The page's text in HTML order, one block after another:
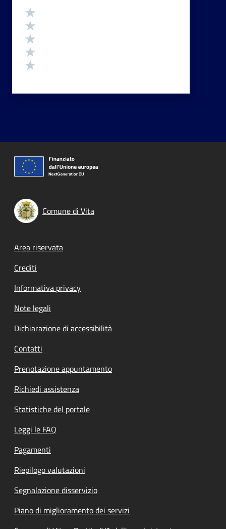
Valutazione
Comune di Vita
Footer menu
Area riservata
Crediti
Informativa privacy
Note legali
Dichiarazione di accessibilità
Contatti
Prenotazione appuntamento
Richiedi assistenza
Statistiche del portale
Leggi le FAQ
Pagamenti
Riepilogo valutazioni
Segnalazione disservizio
Piano di miglioramento dei servizi